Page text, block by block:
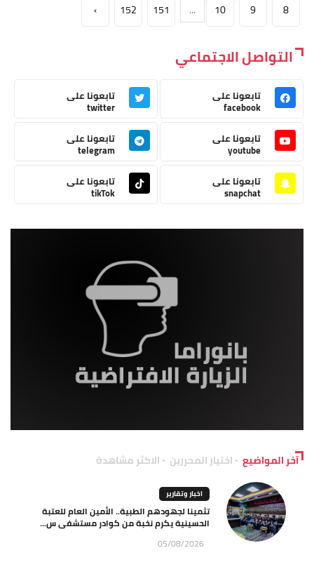
8
9
10
...
151
152
›
التواصل الاجتماعي
تابعونا على
facebook
تابعونا على
twitter
تابعونا على
youtube
تابعونا على
telegram
تابعونا على
snapchat
تابعونا على
tikTok
آخر المواضيع اختيار المحررين الاكثر مشاهدة
اخبار وتقارير
تثمينا لجهودهم الطبية.. الأمين العام للعتبة
الحسينية يكرم نخبة من كوادر مستشفى س...
05/08/2026